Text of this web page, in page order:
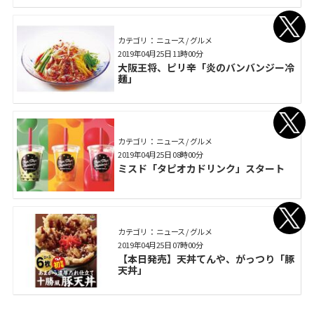
カテゴリ： ニュース / グルメ
大阪王将、ピリ辛「炎のバンバンジー冷
麺」
2019年04月25日 11時00分
カテゴリ： ニュース / グルメ
ミスド「タピオカドリンク」スタート
2019年04月25日 08時00分
カテゴリ： ニュース / グルメ
【本日発売】天丼てんや、がっつり「豚
天丼」
2019年04月25日 07時00分